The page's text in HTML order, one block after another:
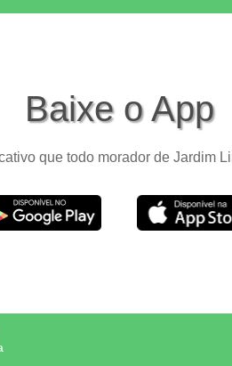
Baixe o App
que todo morador de Jardim